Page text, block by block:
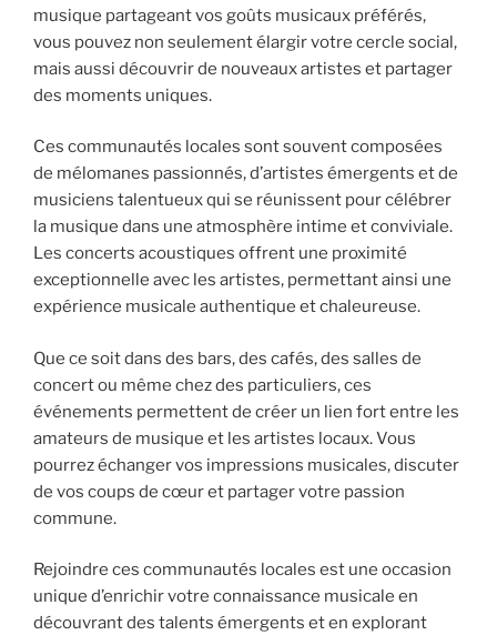
musique partageant vos goûts musicaux préférés,
vous pouvez non seulement élargir votre cercle social,
mais aussi découvrir de nouveaux artistes et partager
des moments uniques.
Ces communautés locales sont souvent composées
de mélomanes passionnés, d’artistes émergents et de
musiciens talentueux qui se réunissent pour célébrer
la musique dans une atmosphère intime et conviviale.
Les concerts acoustiques offrent une proximité
exceptionnelle avec les artistes, permettant ainsi une
expérience musicale authentique et chaleureuse.
Que ce soit dans des bars, des cafés, des salles de
concert ou même chez des particuliers, ces
événements permettent de créer un lien fort entre les
amateurs de musique et les artistes locaux. Vous
pourrez échanger vos impressions musicales, discuter
de vos coups de cœur et partager votre passion
commune.
Rejoindre ces communautés locales est une occasion
unique d’enrichir votre connaissance musicale en
découvrant des talents émergents et en explorant